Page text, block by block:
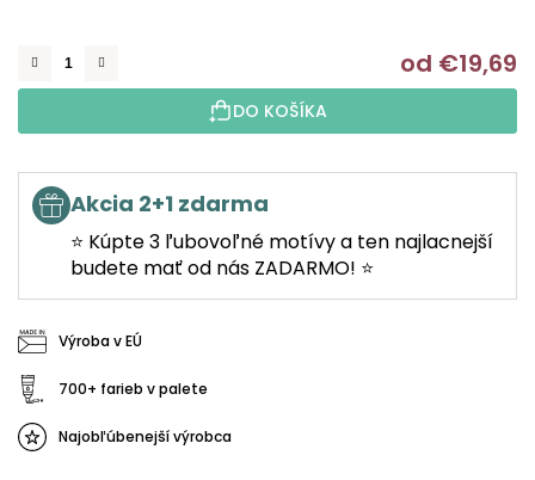
od €19,69
DO KOŠÍKA
Akcia 2+1 zdarma
⭐ Kúpte 3 ľubovoľné motívy a ten najlacnejší
budete mať od nás ZADARMO! ⭐
Výroba v EÚ
700+ farieb v palete
Najobľúbenejší výrobca